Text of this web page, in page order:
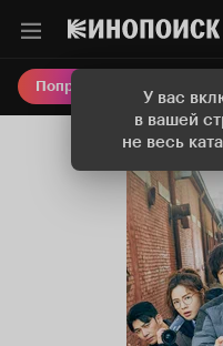
У вас
в вашей
не весь
Попробовать Плюс